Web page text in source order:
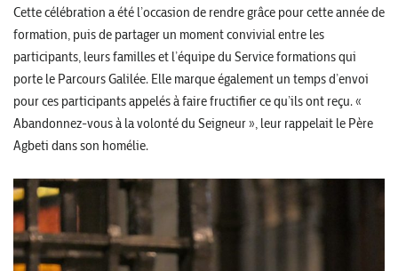
Cette célébration a été l’occasion de rendre grâce pour cette année de
formation, puis de partager un moment convivial entre les
participants, leurs familles et l’équipe du Service formations qui
porte le Parcours Galilée. Elle marque également un temps d’envoi
pour ces participants appelés à faire fructifier ce qu’ils ont reçu. «
Abandonnez-vous à la volonté du Seigneur », leur rappelait le Père
Agbeti dans son homélie.